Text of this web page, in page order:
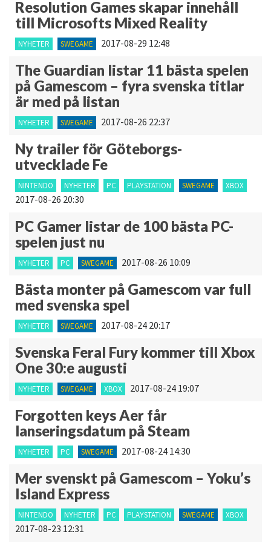
Resolution Games skapar innehåll
till Microsofts Mixed Reality
NYHETER SWEGAME 2017-08-29 12:48
The Guardian listar 11 bästa spelen
på Gamescom – fyra svenska titlar
är med på listan
NYHETER SWEGAME 2017-08-26 22:37
Ny trailer för Göteborgs-
utvecklade Fe
NINTENDO NYHETER PC PLAYSTATION SWEGAME XBOX
2017-08-26 20:30
PC Gamer listar de 100 bästa PC-
spelen just nu
NYHETER PC SWEGAME 2017-08-26 10:09
Bästa monter på Gamescom var full
med svenska spel
NYHETER SWEGAME 2017-08-24 20:17
Svenska Feral Fury kommer till Xbox
One 30:e augusti
NYHETER SWEGAME XBOX 2017-08-24 19:07
Forgotten keys Aer får
lanseringsdatum på Steam
NYHETER PC SWEGAME 2017-08-24 14:30
Mer svenskt på Gamescom – Yoku’s
Island Express
NINTENDO NYHETER PC PLAYSTATION SWEGAME XBOX
2017-08-23 12:31